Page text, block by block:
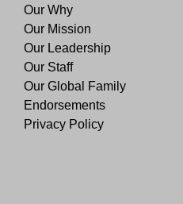
Our Why
Our Mission
Our Leadership
Our Staff
Our Global Family
Endorsements
Privacy Policy